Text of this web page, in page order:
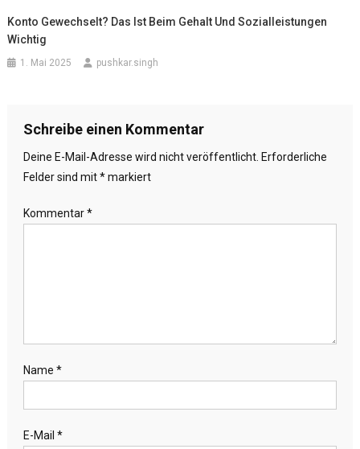
Konto Gewechselt? Das Ist Beim Gehalt Und Sozialleistungen
Wichtig
1. Mai 2025 pushkar.singh
Schreibe einen Kommentar
Deine E-Mail-Adresse wird nicht veröffentlicht. Erforderliche
Felder sind mit*markiert
Kommentar*
Name *
E-Mail *